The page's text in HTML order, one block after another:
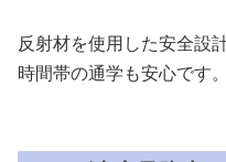
反射材を使用した安全設
時間帯の通学も安心です。